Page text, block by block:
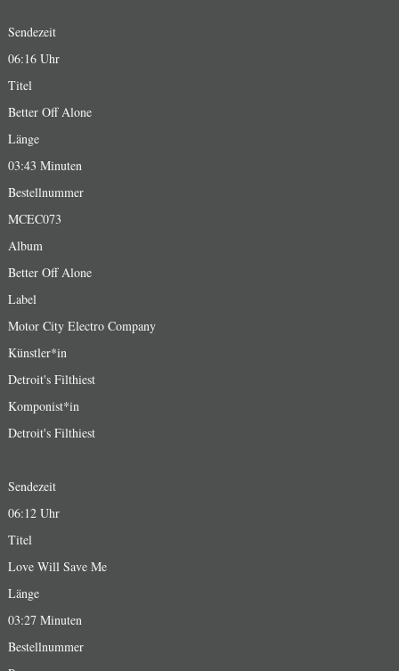
Sendezeit
06:16 Uhr
Titel
Better Off Alone
Länge
03:43 Minuten
Bestellnummer
MCEC073
Album
Better Off Alone
Label
Motor City Electro Company
Künstler*in
Detroit's Filthiest
Komponist*in
Detroit's Filthiest
Sendezeit
06:12 Uhr
Titel
Love Will Save Me
Länge
03:27 Minuten
Bestellnummer